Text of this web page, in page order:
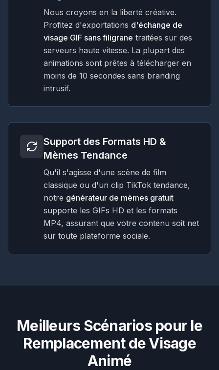
Nous croyons en la liberté créative.
Profitez d'exportations d'échange de
visage GIF sans filigrane traitées sur des
serveurs haute vitesse. La plupart des
animations sont prêtes à télécharger en
moins de 10 secondes sans branding
intrusif.
Support des Formats HD &
Mèmes Tendance
Qu'il s'agisse d'une scène de film
classique ou d'un clip TikTok tendance,
notre générateur de mèmes gratuit
supporte les GIFs HD et les formats
MP4, assurant que votre contenu soit net
sur toute plateforme sociale.
Meilleurs Scénarios pour le
Remplacement de Visage
Animé